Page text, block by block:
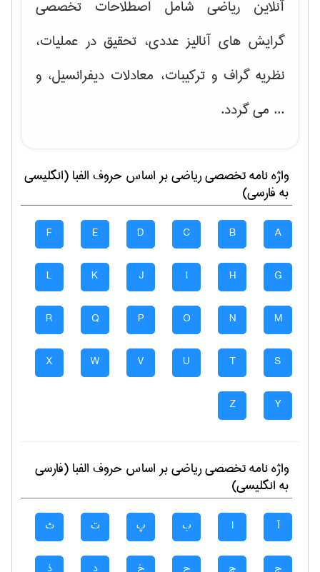
آنلاین ریاضی شامل اصطلاحات تخصصی
گرایش های آنالیز عددی، تحقیق در عملیات،
نظریه گراف و تركیبات، معادلات دیفرانسیل، و
... می گردد.
واژه نامه تخصصیرياضیبر اساس حروف الفبا (انگلیسی
به فارسی)
A
B
C
D
E
F
G
H
I
J
K
L
M
N
O
P
Q
R
S
T
U
V
W
X
Y
Z
واژه نامه تخصصیرياضیبر اساس حروف الفبا (فارسی
به انگلیسی)
آ ا ب پ ت ث